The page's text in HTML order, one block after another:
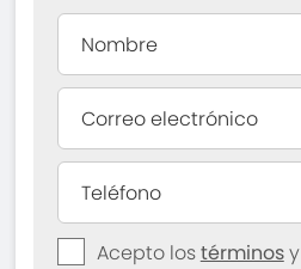
Acepto lostérminosy